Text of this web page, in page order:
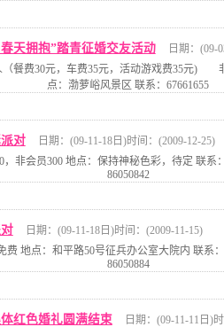
天拥抱”踏青征婚交友活动
日期：(09-
（餐费30元，车费35元，活动游戏费35元)
点：渤萝峪风景区 联系：67661655
对
日期：(09-11-18日)时间：(2009-12-25)
非会员300 地点：保持神秘色彩，待定 联系：
86050842
日期：(09-11-18日)时间：(2009-11-15)
费 地点：和平路50号征兵办公室大院内 联系：
86050884
红色婚礼圆满结束
日期：(09-11-11日)